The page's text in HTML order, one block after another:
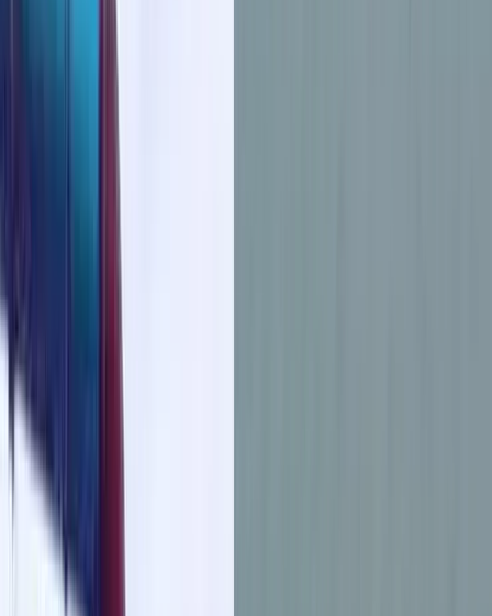
ভোলার মেঘনা-তেঁতুলিয়ায় অবৈধ বালু
উত্তোলন বন্ধে বিভিন্ন সরকারি দপ্তরে আইনি
নোটিশ
শুক্রবার, ০৭ আগস্ট ২০২৬
২৩ শ্রাবণ ১৪৩৩ বঙ্গাব্দ
ঝালকাঠি